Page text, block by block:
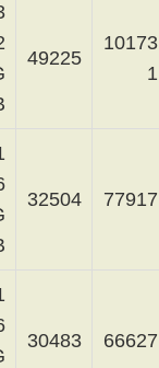
49225
10173
1
32504 77917
30483 66627